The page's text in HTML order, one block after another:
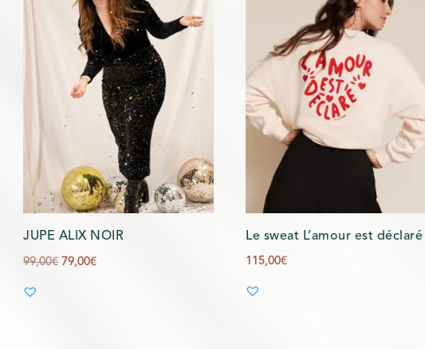
JUPE ALIX NOIR
99,00€ Le
79,00€Le
Le sweat L’amour est déclaré
115,00€